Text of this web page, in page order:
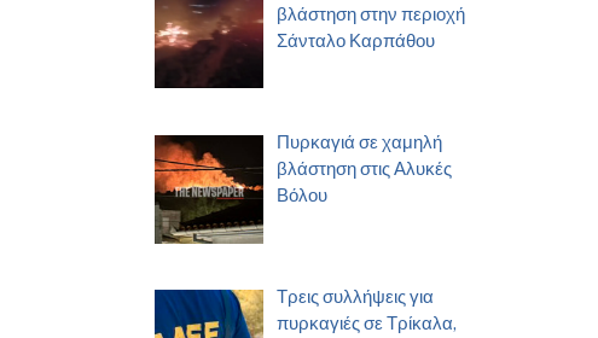
βλάστηση στην περιοχή
Σάνταλο Καρπάθου
Πυρκαγιά σε χαμηλή
βλάστηση στις Αλυκές
Βόλου
Τρεις συλλήψεις για
πυρκαγιές σε Τρίκαλα,